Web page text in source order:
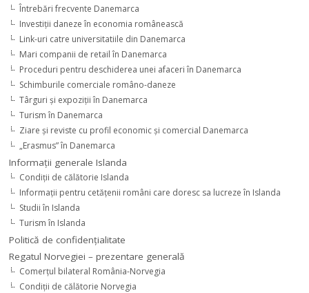
Întrebări frecvente Danemarca
Investiţii daneze în economia românească
Link-uri catre universitatiile din Danemarca
Mari companii de retail în Danemarca
Proceduri pentru deschiderea unei afaceri în Danemarca
Schimburile comerciale româno-daneze
Târguri şi expoziţii în Danemarca
Turism în Danemarca
Ziare şi reviste cu profil economic şi comercial Danemarca
„Erasmus” în Danemarca
Informaţii generale Islanda
Condiţii de călătorie Islanda
Informaţii pentru cetăţenii români care doresc sa lucreze în Islanda
Studii în Islanda
Turism în Islanda
Politică de confidențialitate
Regatul Norvegiei – prezentare generală
Comerţul bilateral România-Norvegia
Condiții de călătorie Norvegia